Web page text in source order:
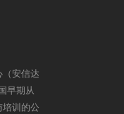
（安信达
早期从
培训的公